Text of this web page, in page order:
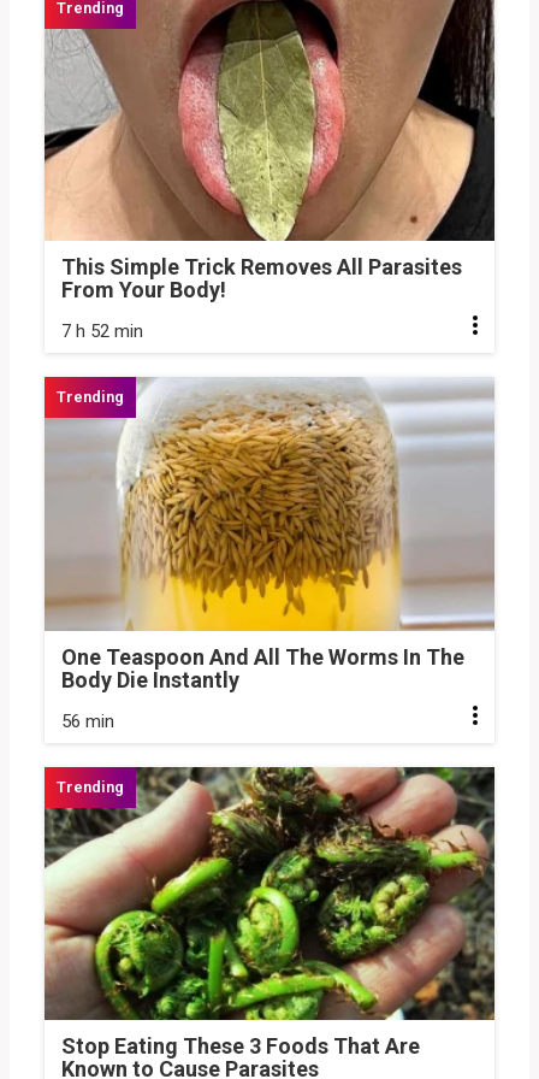
This Simple Trick Removes All Parasites
From Your Body!
7 h 52 min
One Teaspoon And All The Worms In The
Body Die Instantly
56 min
Stop Eating These 3 Foods That Are
Known to Cause Parasites